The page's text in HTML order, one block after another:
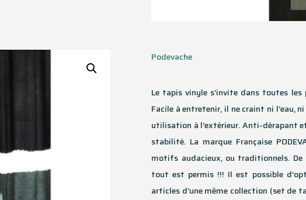
Podevache
Le tapis vinyle s’invite dans toutes
Facile à entretenir, il ne craint ni l’eau,
utilisation à l’extérieur. Anti-dérapant
stabilité. La marque Française
motifs audacieux, ou traditionnels.
tout est permis !!! Il est possible
articles d’une même collection (set de